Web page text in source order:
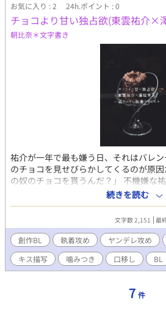
お気に入り : 2 24h.ポイント : 0
チョコより甘い独占欲(東雲祐介×
朝比奈＊文字書き
祐介が一年で最も嫌う日、それはバレ
のチョコを見せびらかしてくるのが原
の奴のチョコを貰うんだ？」 不機嫌な
戸惑う。 ――証明しろよ、お前が俺のも
と絡む舌。 甘いのか、苦いのか。 本当
味？ これは、バレンタインの夜に交わ
で、やけに甘い駆け引きの話。
続きを読む
文字数 2,151 最
創作BL 執着攻め ヤンデレ攻め
キス描写
噛みつき 口移し BL
7 件